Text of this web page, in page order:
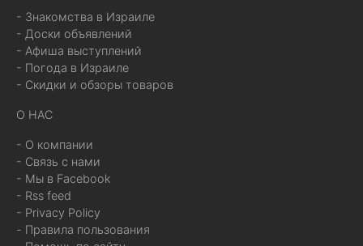
- Знакомства в Израиле
- Доски объявлений
- Афиша выступлений
- Погода в Израиле
- Скидки и обзоры товаров
О НАС
- О компании
- Связь с нами
- Мы в Facebook
- Rss feed
- Privacy Policy
- Правила пользования